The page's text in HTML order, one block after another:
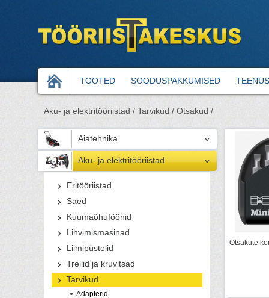
TOOTED SOODUSPAKKUMISED
Aku- ja elektritööriistad / Tarvikud / Otsakud /
Aiatehnika
Aku- ja elektritööriistad
Eritööriistad
Saed
Kuumaõhuföönid
Lihvimismasinad
Liimipüstolid
Trellid ja kruvitsad
Tarvikud
Adapterid
Otsakute